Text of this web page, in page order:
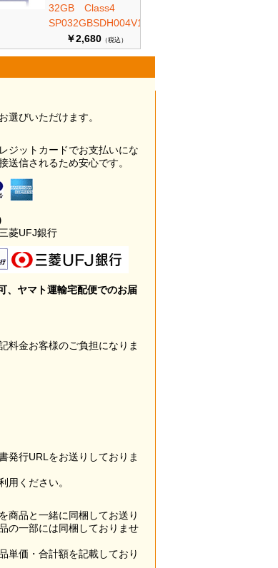
32GB Class4
SP032GBSDH004V10
￥2,680 （税込）
選びいただけます。
ジットカードでお支払いにな
送信されるため安心です。
菱UFJ銀行
、ヤマト運輸宅配便でのお届
料金お客様のご負担になりま
発行URLをお送りしておりま
用ください。
商品と一緒に同梱してお送り
の一部には同梱しておりませ
単価・合計額を記載しており